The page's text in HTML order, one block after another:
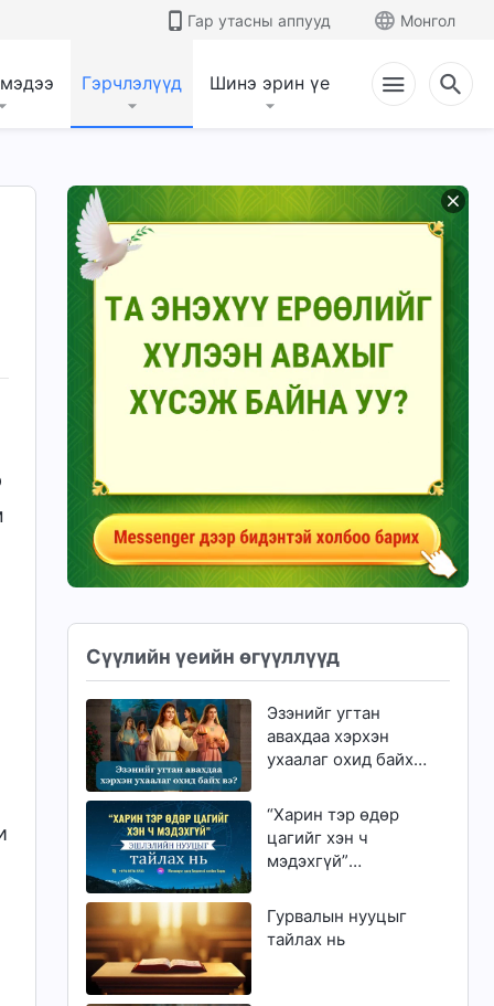
Гар утасны аппууд Монгол
Гэрчлэлүүд Шинэ эрин үе
Сүүлийн үеийн өгүүллүүд
Эзэнийг угтан
авахдаа хэрхэн
ухаалаг охид байх
“Харин тэр өдөр
цагийг хэн ч
мэдэхгүй”
тайлах нь
Гурвалын нууцыг
тайлах нь